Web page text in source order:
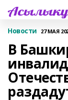
Новости 27 МАЯ
В